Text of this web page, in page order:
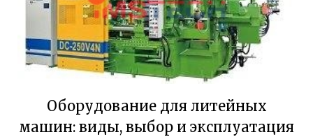
Оборудование для литейных
машин: виды, выбор и эксплуатация